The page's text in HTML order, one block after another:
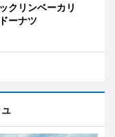
クリンベーカリ
ーナツ